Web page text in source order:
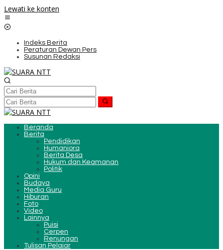
Lewati ke konten
Indeks Berita
Peraturan Dewan Pers
Susunan Redaksi
Beranda
Berita
Pendidikan
Humaniora
Berita Desa
Hukum dan Keamanan
Politik
Opini
Budaya
Media Guru
Hiburan
Foto
Video
Lainnya
Puisi
Cerpen
Renungan
Tulisan Pelajar